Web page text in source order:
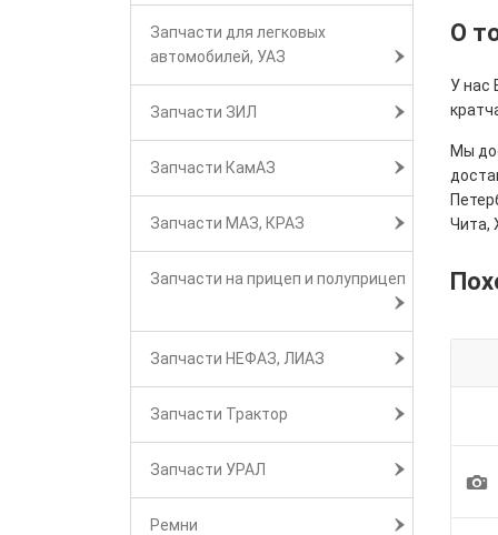
Запчасти для легковых
автомобилей, УАЗ
Запчасти ЗИЛ
Запчасти КамАЗ
Запчасти МАЗ, КРАЗ
Запчасти на прицеп и полуприцеп
Запчасти НЕФАЗ, ЛИАЗ
Запчасти Трактор
Запчасти УРАЛ
Ремни
О
У нас
Мы
Чита,
1